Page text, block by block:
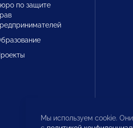
по защите
Мы используем cookie.